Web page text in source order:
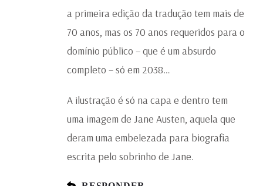
a primeira edição da tradução tem mais de
70 anos, mas os 70 anos requeridos para o
domínio público – que é um absurdo
completo – só em 2038…
A ilustração é só na capa e dentro tem
uma imagem de Jane Austen, aquela que
deram uma embelezada para biografia
escrita pelo sobrinho de Jane.